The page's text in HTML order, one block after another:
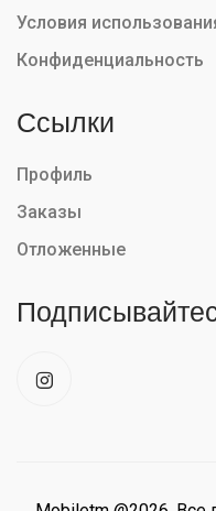
Условия
Конфиденциальность
Ссылки
Профиль
Заказы
Отложенные